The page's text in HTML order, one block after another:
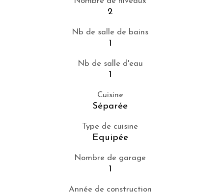
2
Nb de salle de bains
1
Nb de salle d'eau
1
Cuisine
Séparée
Type de cuisine
Equipée
Nombre de garage
1
Année de construction